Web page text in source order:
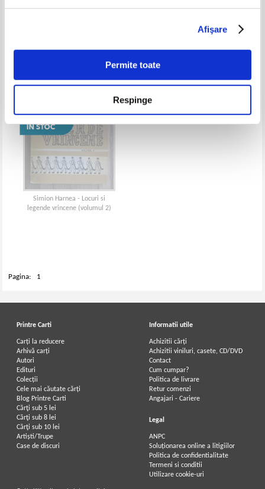
Afişare
Permite toate
Respinge
viata strabuna (volumul 1)
populara Comoara Vrancei
Simion Harnea - Locuri si
legende vrincene (volumul 2)
Pagina: 1
Printre Carti
Carți la reducere
Arhivă carți
Autori
Edituri
Colecții
Cele mai căutate cărți
Blog Printre Carti
Cărţi sub 5 lei
Cărţi sub 8 lei
Cărţi sub 10 lei
Artiști/Trupe
Case de discuri
Informatii utile
Achizitii cărți
Achizitii viniluri, casete, CD/DVD
Contact
Cum cumpar?
Politica de livrare
Retur comenzi
Angajari - Cariere
Legal
ANPC
Soluționarea online a litigiilor
Politica de confidentialitate
Termeni si conditii
Utilizare cookie-uri